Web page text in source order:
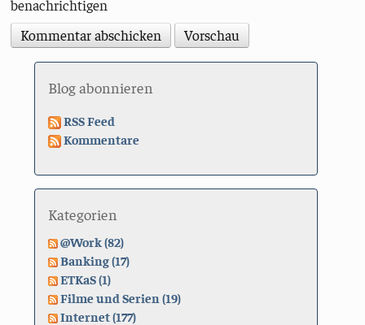
benachrichtigen
Blog abonnieren
RSS Feed
Kommentare
Kategorien
@Work (82)
Banking (17)
ETKaS (1)
Filme und Serien (19)
Internet (177)